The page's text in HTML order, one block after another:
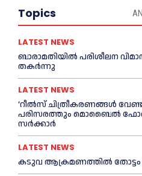
Topics
LATEST NEWS
ബാരാമതിയില്‍ പരിശീലന
തകര്‍ന്നു
LATEST NEWS
‘റീല്‍സ് ചിത്രീകരണങ്ങള്‍
പരിസരത്തും മൊബൈല്‍ ഫോണ്‍
സര്‍ക്കാര്‍
LATEST NEWS
കടുവ ആക്രമണത്തില്‍ തോട്ടം